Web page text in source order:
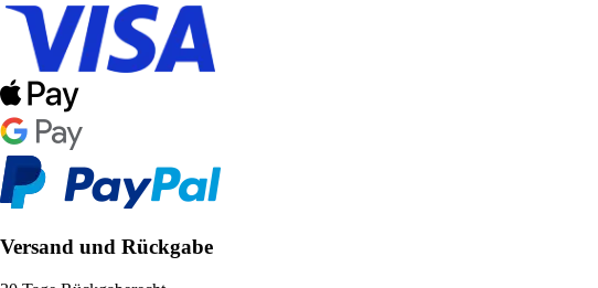
Versand und Rückgabe